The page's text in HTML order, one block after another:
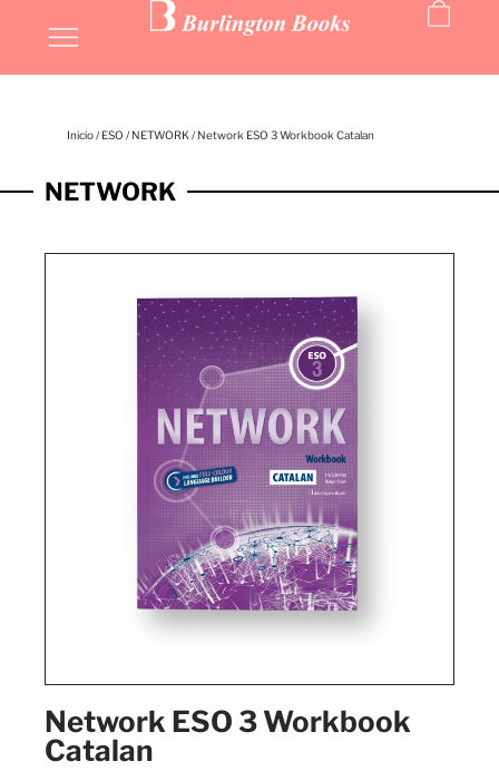
Inicio/ ESO / NETWORK / Network ESO 3 Workbook Catalan
NETWORK
Network ESO 3 Workbook
Catalan